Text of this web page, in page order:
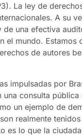
La ley de
A su
de una efectiva
el mundo.
de autores
impulsadas por
una consulta
un ejemplo de
realmente
es lo que la